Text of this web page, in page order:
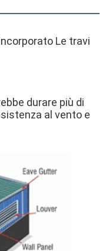
Le travi
durare più di
al vento e